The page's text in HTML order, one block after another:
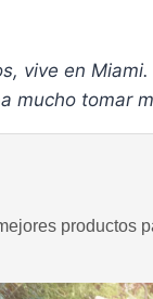
vive en
mucho tomar
productos